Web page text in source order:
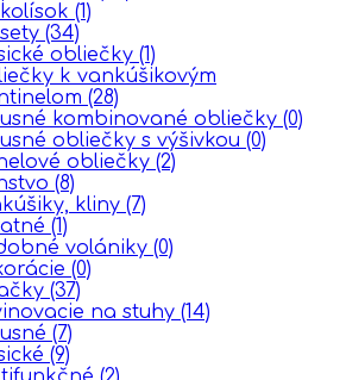
(1)
(34)
obliečky (1)
k vankúšikovým
(28)
kombinované obliečky (0)
obliečky s výšivkou (0)
obliečky (2)
(8)
kliny (7)
(1)
volániky (0)
(0)
(37)
na stuhy (14)
(7)
(9)